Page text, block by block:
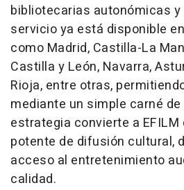
bibliotecarias autonómicas y
servicio ya está disponible
como Madrid, Castilla-La
Castilla y León, Navarra,
Rioja, entre otras,
mediante un simple carné
estrategia convierte a
potente de difusión cultural,
acceso al entretenimiento
calidad.